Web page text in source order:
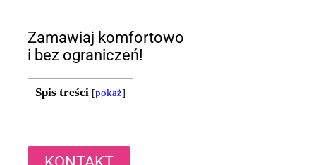
Zamawiaj komfortowo
i bez ograniczeń!
Spis treści [pokaż]